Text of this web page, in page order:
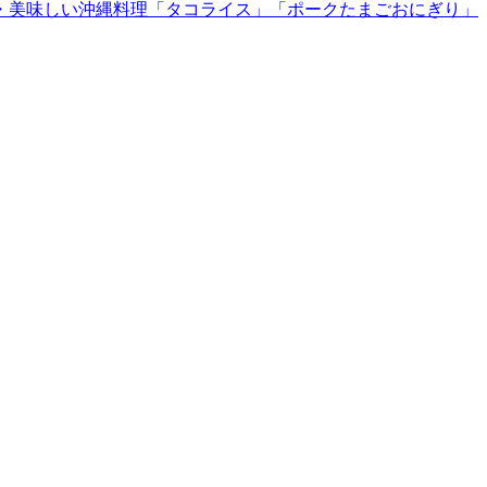
美味しい沖縄料理「タコライス」「ポークたまごおにぎり」